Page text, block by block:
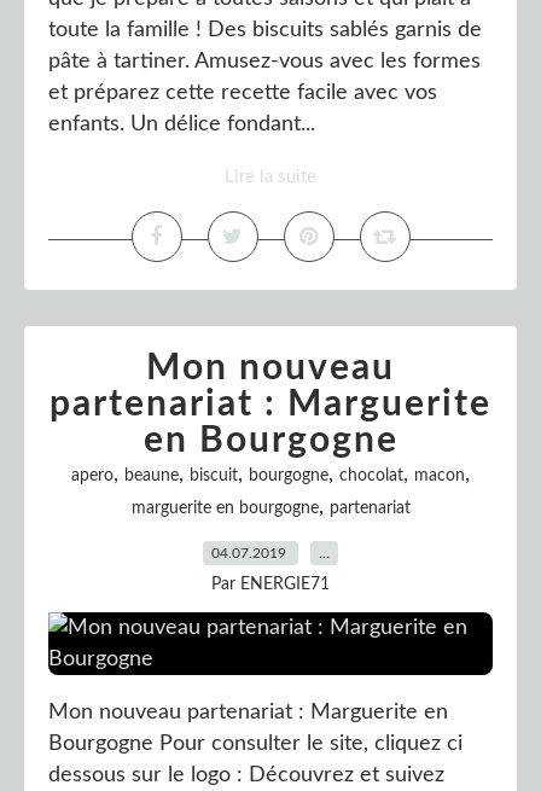
toute la famille ! Des biscuits sablés garnis de
pâte à tartiner. Amusez-vous avec les formes
et préparez cette recette facile avec vos
enfants. Un délice fondant...
Lire la suite
Mon nouveau
partenariat : Marguerite
en Bourgogne
apero, beaune, biscuit, bourgogne, chocolat, macon,
marguerite en bourgogne, partenariat
04.07.2019
Par ENERGIE71
Mon nouveau partenariat : Marguerite en
Bourgogne Pour consulter le site, cliquez ci
dessous sur le logo : Découvrez et suivez